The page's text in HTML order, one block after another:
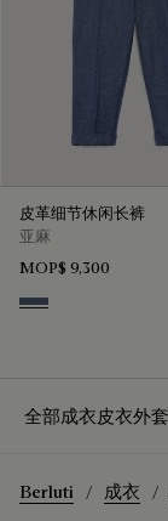
皮革细节休闲长裤
亚麻
MOP$ 9,300
Soladite Blue
全部成衣皮衣外
Berluti 成衣